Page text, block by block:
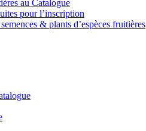
au Catalogue
pour l’inscription
& plants d’espèces fruitières